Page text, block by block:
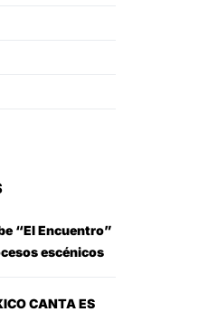
“El Encuentro”
escénicos
CANTA ES